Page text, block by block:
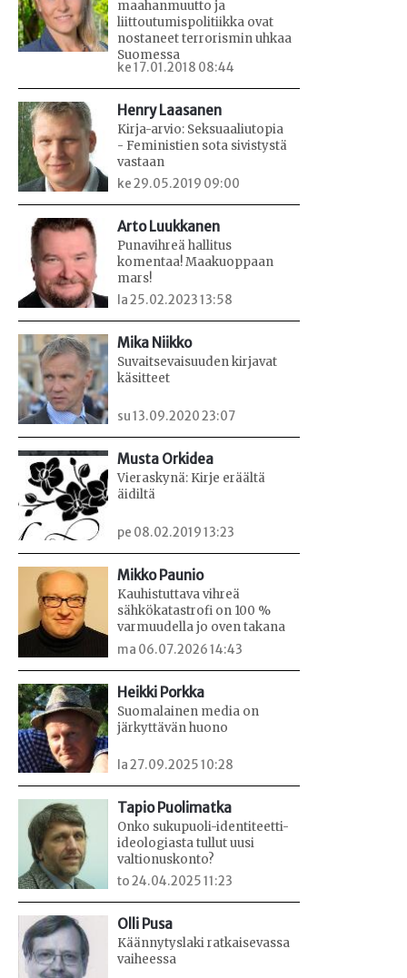
maahanmuutto ja
liittoutumispolitiikka ovat
nostaneet terrorismin uhkaa
Suomessa
ke 17.01.2018 08:44
Henry Laasanen
Kirja-arvio: Seksuaaliutopia
- Feministien sota sivistystä
vastaan
ke 29.05.2019 09:00
Arto Luukkanen
Punavihreä hallitus
komentaa! Maakuoppaan
mars!
la 25.02.2023 13:58
Mika Niikko
Suvaitsevaisuuden kirjavat
käsitteet
su 13.09.2020 23:07
Musta Orkidea
Vieraskynä: Kirje eräältä
äidiltä
pe 08.02.2019 13:23
Mikko Paunio
Kauhistuttava vihreä
sähkökatastrofi on 100 %
varmuudella jo oven takana
ma 06.07.2026 14:43
Heikki Porkka
Suomalainen media on
järkyttävän huono
la 27.09.2025 10:28
Tapio Puolimatka
Onko sukupuoli-identiteetti-
ideologiasta tullut uusi
valtionuskonto?
to 24.04.2025 11:23
Olli Pusa
Käännytyslaki ratkaisevassa
vaiheessa